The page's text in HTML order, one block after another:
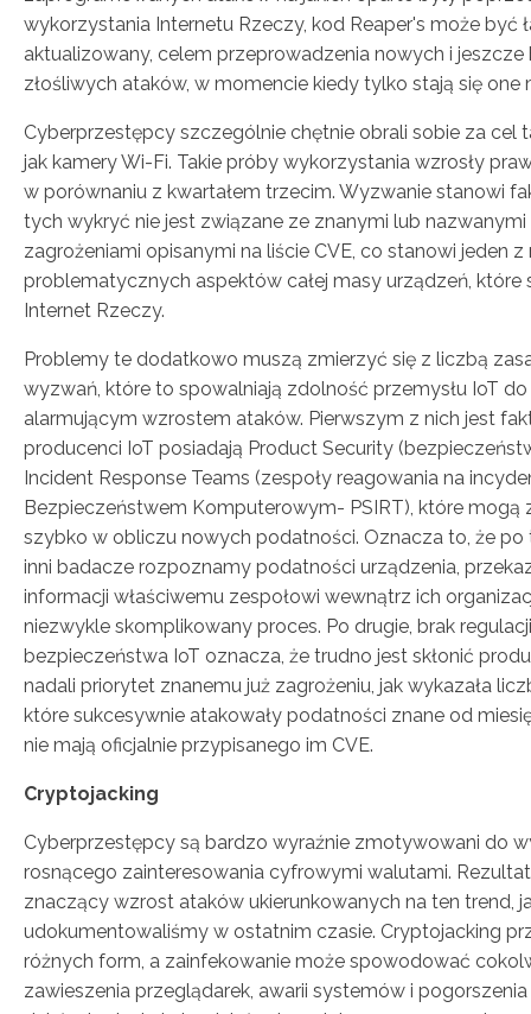
wykorzystania Internetu Rzeczy, kod Reaper's może być
aktualizowany, celem przeprowadzenia nowych i jeszcze
złośliwych ataków, w momencie kiedy tylko stają się one
Cyberprzestępcy szczególnie chętnie obrali sobie za cel
jak kamery Wi-Fi. Takie próby wykorzystania wzrosły
w porównaniu z kwartałem trzecim. Wyzwanie stanowi
tych wykryć nie jest związane ze znanymi lub
zagrożeniami opisanymi na liście CVE, co stanowi jeden z
problematycznych aspektów całej masy urządzeń, które
Internet Rzeczy.
Problemy te dodatkowo muszą zmierzyć się z liczbą
wyzwań, które to spowalniają zdolność przemysłu IoT
alarmującym wzrostem ataków. Pierwszym z nich jest
producenci IoT posiadają Product Security
Incident Response Teams (zespoły reagowania na
Bezpieczeństwem Komputerowym- PSIRT), które mogą
szybko w obliczu nowych podatności. Oznacza to, że po
inni badacze rozpoznamy podatności urządzenia,
informacji właściwemu zespołowi wewnątrz ich
niezwykle skomplikowany proces. Po drugie, brak
bezpieczeństwa IoT oznacza, że trudno jest skłonić
nadali priorytet znanemu już zagrożeniu, jak wykazała
które sukcesywnie atakowały podatności znane od
nie mają oficjalnie przypisanego im CVE.
Cryptojacking
Cyberprzestępcy są bardzo wyraźnie zmotywowani do
rosnącego zainteresowania cyfrowymi walutami.
znaczący wzrost ataków ukierunkowanych na ten trend,
udokumentowaliśmy w ostatnim czasie. Cryptojacking
różnych form, a zainfekowanie może spowodować
zawieszenia przeglądarek, awarii systemów i